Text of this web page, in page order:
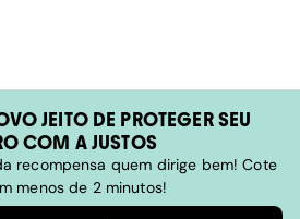
JEITO DE PROTEGER SEU
COM A JUSTOS
recompensa quem dirige bem! Cote
menos de 2 minutos!